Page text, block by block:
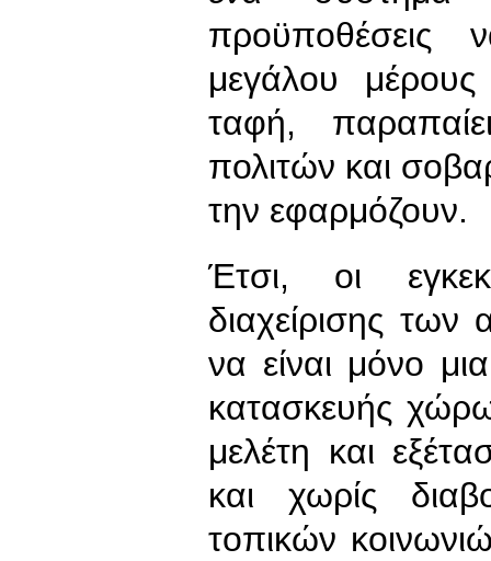
προϋποθέσεις
μεγάλου
ταφή,
πολιτών και
την εφαρμόζουν.
Έτσι, οι
διαχείρισης των
να είναι μόνο
κατασκευής
μελέτη και
και χωρίς
τοπικών